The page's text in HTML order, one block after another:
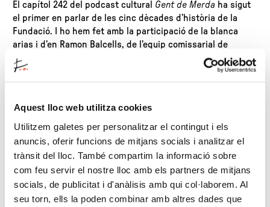
Aquest lloc web utilitza cookies
Utilitzem galetes per personalitzar el contingut i els
anuncis, oferir funcions de mitjans socials i analitzar el
trànsit del lloc. També compartim la informació sobre
com feu servir el nostre lloc amb els partners de mitjans
socials, de publicitat i d'anàlisis amb qui col·laborem. Al
seu torn, ells la poden combinar amb altres dades que
El capítol 242 del podcast cultural Gent de Merda ha sigut
el primer en parlar de les cinc dècades d’història de la
Fundació. I ho hem fet amb la participació de la blanca
arias i d’en Ramon Balcells, de l’equip comissarial de
l’exposició La poesia tot just ha començat. Escoltaaquíel
programa.
han pogut parlar de tots els secrets de l’exposició
els Estats Units, a través de la veu d’una de les
comissàries de l’exposició, la Dolors Rodríguez Roig.
26/06/2025